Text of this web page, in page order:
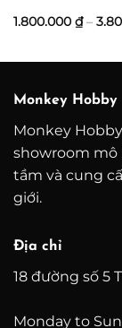
1.800.000 ₫ –
Monkey Hobby
Monkey
showroom mô
tầm và cung
giới.
Địa chỉ
18 đường số 5
Monday to